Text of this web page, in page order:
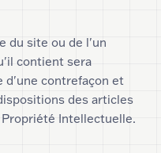
du site ou de l'un
contient sera
d'une contrefaçon et
des articles
Intellectuelle.